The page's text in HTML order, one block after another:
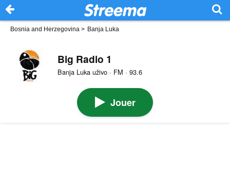
Bosnia and Herzegovina > Banja Luka
Big Radio 1
Banja Luka uživo · FM · 93.6
Jouer